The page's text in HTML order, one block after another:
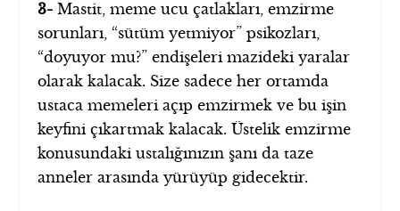
3-Mastit, meme ucu çatlakları, emzirme
sorunları, “sütüm yetmiyor” psikozları,
“doyuyor mu?” endişeleri mazideki yaralar
olarak kalacak. Size sadece her ortamda
ustaca memeleri açıp emzirmek ve bu işin
keyfini çıkartmak kalacak. Üstelik emzirme
konusundaki ustalığınızın şanı da taze
anneler arasında yürüyüp gidecektir.